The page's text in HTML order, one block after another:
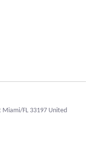
Miami/FL 33197 United